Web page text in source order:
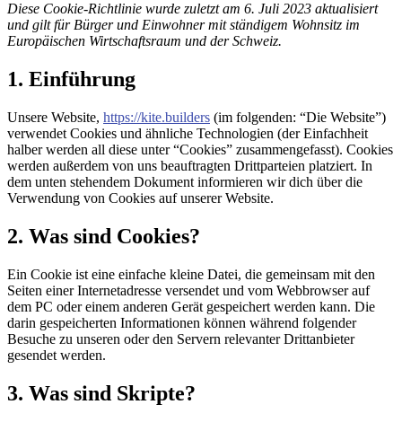
Diese Cookie-Richtlinie wurde zuletzt am 6. Juli 2023 aktualisiert
und gilt für Bürger und Einwohner mit ständigem Wohnsitz im
Europäischen Wirtschaftsraum und der Schweiz.
1. Einführung
Unsere Website, https://kite.builders (im folgenden: “Die Website”)
verwendet Cookies und ähnliche Technologien (der Einfachheit
halber werden all diese unter “Cookies” zusammengefasst). Cookies
werden außerdem von uns beauftragten Drittparteien platziert. In
dem unten stehendem Dokument informieren wir dich über die
Verwendung von Cookies auf unserer Website.
2. Was sind Cookies?
Ein Cookie ist eine einfache kleine Datei, die gemeinsam mit den
Seiten einer Internetadresse versendet und vom Webbrowser auf
dem PC oder einem anderen Gerät gespeichert werden kann. Die
darin gespeicherten Informationen können während folgender
Besuche zu unseren oder den Servern relevanter Drittanbieter
gesendet werden.
3. Was sind Skripte?